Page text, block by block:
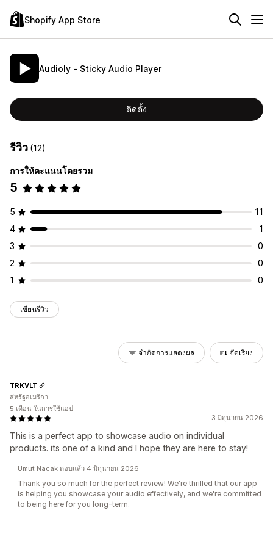
Shopify App Store
Audioly ‑ Sticky Audio Player
ติดตั้ง
รีวิว (12)
การให้คะแนนโดยรวม
5
5
11
4
1
3
0
2
0
1
0
เขียนรีวิว
จำกัดการแสดงผล จัดเรียง
3 มิถุนายน 2026
This is a perfect app to showcase audio on individual
products. its one of a kind and I hope they are here to stay!
TRKVLT
สหรัฐอเมริกา
5 เดือน ในการใช้แอป
Umut Nacak ตอบแล้ว 4 มิถุนายน 2026
Thank you so much for the perfect review! We're thrilled that our app
is helping you showcase your audio effectively, and we're committed
to being here for you long-term.